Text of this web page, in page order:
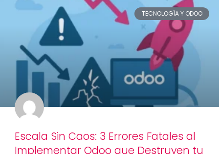
TECNOLOGÍA Y ODOO
Escala Sin Caos: 3 Errores Fatales al
Implementar Odoo que Destruyen tu